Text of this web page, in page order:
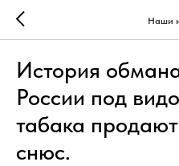
Наши
История
России под
табака
снюс.